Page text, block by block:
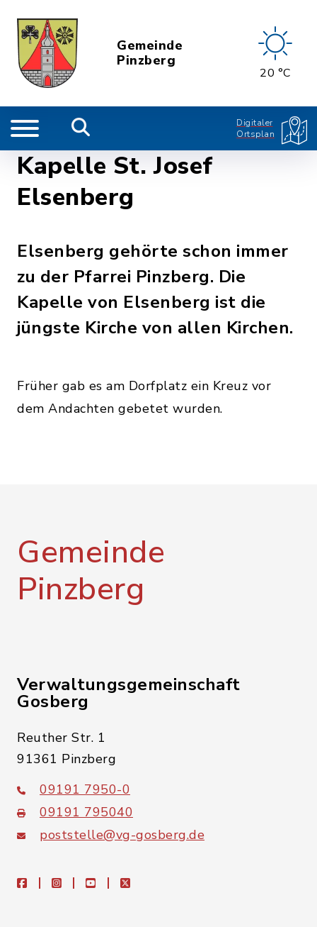
Gemeinde
Pinzberg
20 °C
Digitaler
Ortsplan
Kapelle St. Josef
Elsenberg
Elsenberg gehörte schon immer
zu der Pfarrei Pinzberg. Die
Kapelle von Elsenberg ist die
jüngste Kirche von allen Kirchen.
Früher gab es am Dorfplatz ein Kreuz vor
dem Andachten gebetet wurden.
Gemeinde
Pinzberg
Verwaltungsgemeinschaft
Gosberg
Reuther Str. 1
91361 Pinzberg
09191 7950-0
09191 795040
poststelle@vg-gosberg.de
facebookinstagramyoutubeX